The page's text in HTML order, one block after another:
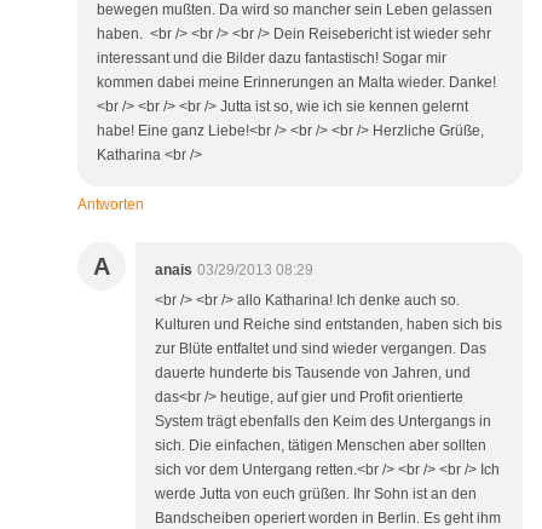
bewegen mußten. Da wird so mancher sein Leben gelassen
haben. <br /> <br /> <br /> Dein Reisebericht ist wieder sehr
interessant und die Bilder dazu fantastisch! Sogar mir
kommen dabei meine Erinnerungen an Malta wieder. Danke!
<br /> <br /> <br /> Jutta ist so, wie ich sie kennen gelernt
habe! Eine ganz Liebe!<br /> <br /> <br /> Herzliche Grüße,
Katharina <br />
Antworten
A anais 03/29/2013 08:29
<br /> <br /> allo Katharina! Ich denke auch so.
Kulturen und Reiche sind entstanden, haben sich bis
zur Blüte entfaltet und sind wieder vergangen. Das
dauerte hunderte bis Tausende von Jahren, und
das<br /> heutige, auf gier und Profit orientierte
System trägt ebenfalls den Keim des Untergangs in
sich. Die einfachen, tätigen Menschen aber sollten
sich vor dem Untergang retten.<br /> <br /> <br /> Ich
werde Jutta von euch grüßen. Ihr Sohn ist an den
Bandscheiben operiert worden in Berlin. Es geht ihm